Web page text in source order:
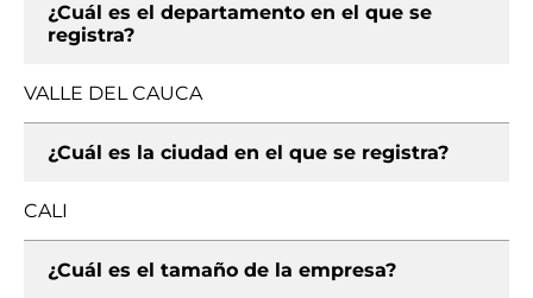
¿Cuál es el departamento en el que se
registra?
VALLE DEL CAUCA
¿Cuál es la ciudad en el que se registra?
CALI
¿Cuál es el tamaño de la empresa?